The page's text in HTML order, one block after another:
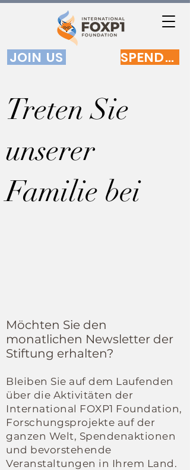
JOIN US SPENDEN
Treten Sie
unserer
Familie bei
Möchten Sie den
monatlichen Newsletter der
Stiftung erhalten?
Bleiben Sie auf dem Laufenden
über die Aktivitäten der
International FOXP1 Foundation,
Forschungsprojekte auf der
ganzen Welt, Spendenaktionen
und bevorstehende
Veranstaltungen in Ihrem Land.